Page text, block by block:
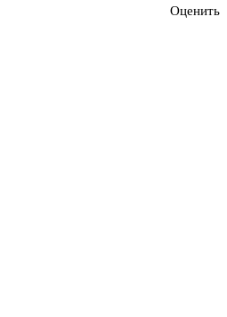
Оценить